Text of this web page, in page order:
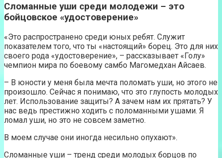
Сломанные уши среди молодежи – это
бойцовское «удостоверение»
«Это распространено среди юных ребят. Служит
показателем того, что ты «настоящий» борец. Это для них
своего рода «удостоверение», – рассказывает «Голу»
чемпион мира по боевому самбо Магомедхан Айсаев.
– В юности у меня была мечта поломать уши, но этого не
произошло. Сейчас я понимаю, что это глупость молодых
лет. Использование защиты? А зачем нам их прятать? У
нас ведь престижно ходить с поломанными ушами. Я
ломал уши, но это не совсем заметно.
В моем случае они иногда несильно опухают».
Сломанные уши – тренд среди молодых борцов по